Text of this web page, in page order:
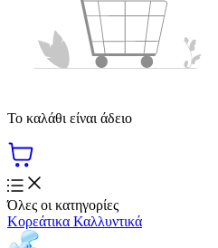
Το καλάθι είναι άδειο
Όλες οι κατηγορίες
Κορεάτικα Καλλυντικά